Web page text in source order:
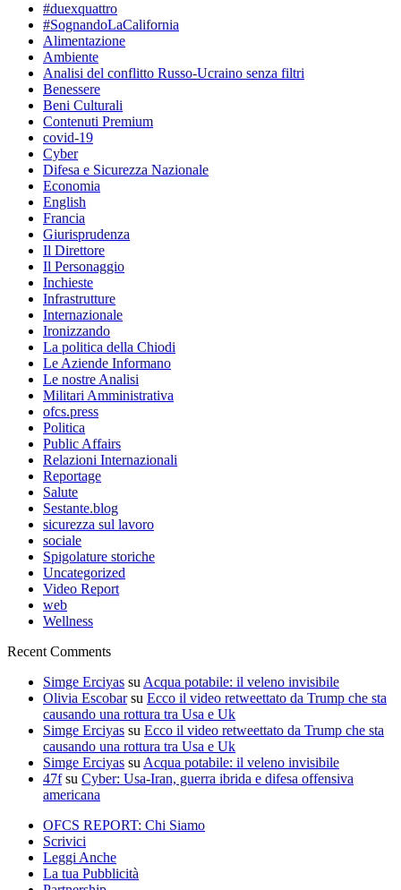
#duexquattro
#SognandoLaCalifornia
Alimentazione
Ambiente
Analisi del conflitto Russo-Ucraino senza filtri
Benessere
Beni Culturali
Contenuti Premium
covid-19
Cyber
Difesa e Sicurezza Nazionale
Economia
English
Francia
Giurisprudenza
Il Direttore
Il Personaggio
Inchieste
Infrastrutture
Internazionale
Ironizzando
La politica della Chiodi
Le Aziende Informano
Le nostre Analisi
Militari Amministrativa
ofcs.press
Politica
Public Affairs
Relazioni Internazionali
Reportage
Salute
Sestante.blog
sicurezza sul lavoro
sociale
Spigolature storiche
Uncategorized
Video Report
web
Wellness
Recent Comments
Simge Erciyas su Acqua potabile: il veleno invisibile
Olivia Escobarsu Ecco il video retweettato da Trump che sta
causando una rottura tra Usa e Uk
Simge Erciyas su Ecco il video retweettato da Trump che sta
causando una rottura tra Usa e Uk
Simge Erciyas su Acqua potabile: il veleno invisibile
47fsu Cyber: Usa-Iran, guerra ibrida e difesa offensiva
americana
OFCS REPORT: Chi Siamo
Scrivici
Leggi Anche
La tua Pubblicità